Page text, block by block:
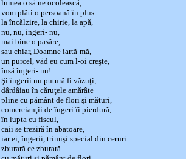
lumea o să ne ocolească,
vom plăti o persoană în plus
la încălzire, la chirie, la apă,
nu, nu, ingeri- nu,
mai bine o pasăre,
sau chiar, Doamne iartă-mă,
un purcel, văd eu cum l-oi creşte,
însă îngeri- nu!
Şi îngerii nu putură fi văzuţi,
dârdâiau în căruţele amărâte
pline cu pământ de flori şi mături,
comercianţii de îngeri îi pierdură,
în lupta cu fiscul,
caii se treziră în abatoare,
iar ei, îngerii, trimişi special din ceruri
zburară ce zburară